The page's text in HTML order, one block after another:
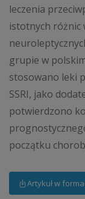
leczenia
istotnych różnic
grupie w
stosowano leki
SSRI, jako
potwierdzono
początku
Artykuł w